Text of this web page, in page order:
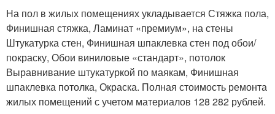
На пол в жилых помещениях укладывается Стяжка пола,
Финишная стяжка, Ламинат «премиум», на стены
Штукатурка стен, Финишная шпаклевка стен под обои/
покраску, Обои виниловые «стандарт», потолок
Выравнивание штукатуркой по маякам, Финишная
шпаклевка потолка, Окраска. Полная стоимость ремонта
жилых помещений с учетом материалов 128 282 рублей.